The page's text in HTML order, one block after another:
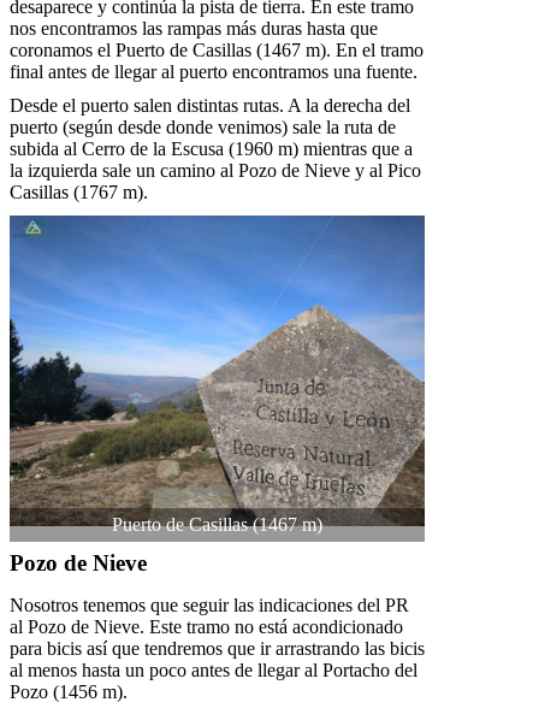
desaparece y continúa la pista de tierra. En este tramo
nos encontramos las rampas más duras hasta que
coronamos el Puerto de Casillas (1467 m). En el tramo
final antes de llegar al puerto encontramos una fuente.
Desde el puerto salen distintas rutas. A la derecha del
puerto (según desde donde venimos) sale la ruta de
subida al Cerro de la Escusa (1960 m) mientras que a
la izquierda sale un camino al Pozo de Nieve y al Pico
Casillas (1767 m).
Puerto de Casillas (1467 m)
Pozo de Nieve
Nosotros tenemos que seguir las indicaciones del PR
al Pozo de Nieve. Este tramo no está acondicionado
para bicis así que tendremos que ir arrastrando las bicis
al menos hasta un poco antes de llegar al Portacho del
Pozo (1456 m).